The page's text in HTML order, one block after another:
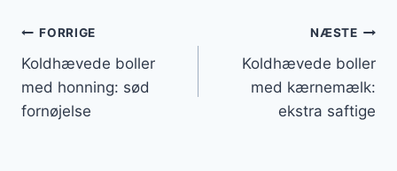
Indlægsnavigation
FORRIGE
Koldhævede boller
med honning: sød
fornøjelse
NÆSTE
Koldhævede boller
med kærnemælk:
ekstra saftige